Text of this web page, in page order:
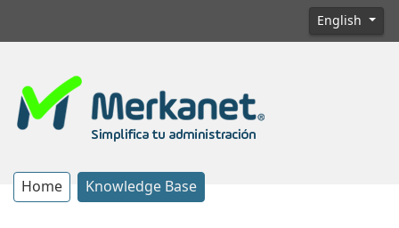
English
Home Knowledge Base